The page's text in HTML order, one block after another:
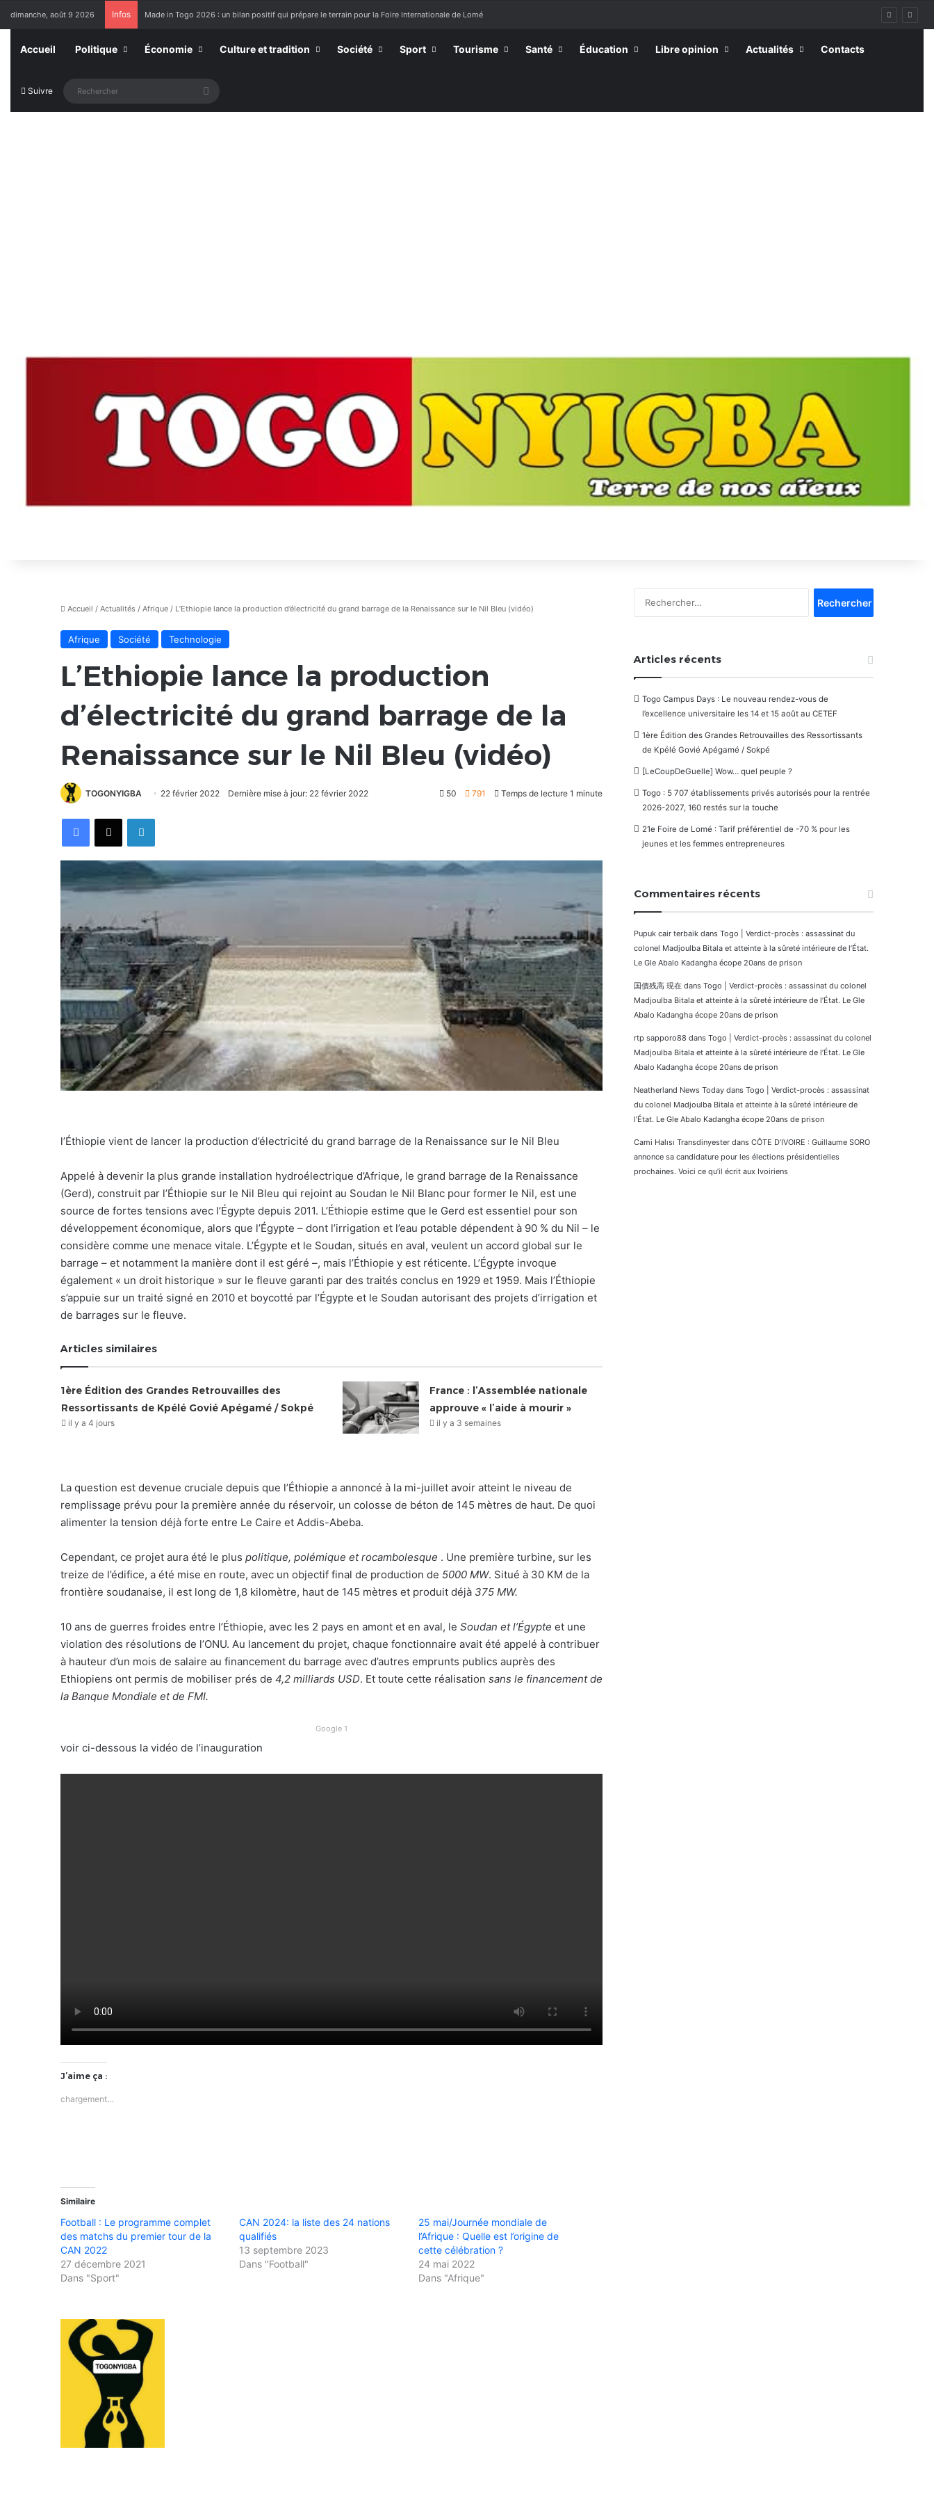
dimanche, août 9 2026 Infos Made in Togo 2026 : un bilan positif qui prépare le terrain pour la Foire Internationale de Lomé
Accueil Politique Économie Culture et tradition Société Sport Tourisme Santé Éducation Libre opinion Actualités Contacts
Suivre Rechercher
Accueil / Actualités / Afrique / L’Ethiopie lance la production d’électricité du grand barrage de la Renaissance sur le Nil Bleu (vidéo)
Afrique Société Technologie
L’Ethiopie lance la production
d’électricité du grand barrage de la
Renaissance sur le Nil Bleu (vidéo)
TOGONYIGBA 22 février 2022 Dernière mise à jour: 22 février 2022 50 791 Temps de lecture 1 minute
FacebookX Linkedin
l’Éthiopie vient de lancer la production d’électricité du grand barrage de la Renaissance sur le Nil Bleu
Appelé à devenir la plus grande installation hydroélectrique d’Afrique, le grand barrage de la Renaissance
(Gerd), construit par l’Éthiopie sur le Nil Bleu qui rejoint au Soudan le Nil Blanc pour former le Nil, est une
source de fortes tensions avec l’Égypte depuis 2011. L’Éthiopie estime que le Gerd est essentiel pour son
développement économique, alors que l’Égypte – dont l’irrigation et l’eau potable dépendent à 90 % du Nil – le
considère comme une menace vitale. L’Égypte et le Soudan, situés en aval, veulent un accord global sur le
barrage – et notamment la manière dont il est géré –, mais l’Éthiopie y est réticente. L’Égypte invoque
également « un droit historique » sur le fleuve garanti par des traités conclus en 1929 et 1959. Mais l’Éthiopie
s’appuie sur un traité signé en 2010 et boycotté par l’Égypte et le Soudan autorisant des projets d’irrigation et
de barrages sur le fleuve.
Articles similaires
1ère Édition des Grandes Retrouvailles des
Ressortissants de Kpélé Govié Apégamé / Sokpé
il y a 4 jours
France : l’Assemblée nationale
approuve « l’aide à mourir »
il y a 3 semaines
La question est devenue cruciale depuis que l’Éthiopie a annoncé à la mi-juillet avoir atteint le niveau de
remplissage prévu pour la première année du réservoir, un colosse de béton de 145 mètres de haut. De quoi
alimenter la tension déjà forte entre Le Caire et Addis-Abeba.
Cependant, ce projet aura été le plus politique, polémique et rocambolesque . Une première turbine, sur les
treize de l’édifice, a été mise en route, avec un objectif final de production de 5000 MW. Situé à 30 KM de la
frontière soudanaise, il est long de 1,8 kilomètre, haut de 145 mètres et produit déjà 375 MW.
10 ans de guerres froides entre l’Éthiopie, avec les 2 pays en amont et en aval, le Soudan et l’Égypte et une
violation des résolutions de l’ONU. Au lancement du projet, chaque fonctionnaire avait été appelé à contribuer
à hauteur d’un mois de salaire au financement du barrage avec d’autres emprunts publics auprès des
Ethiopiens ont permis de mobiliser prés de 4,2 milliards USD. Et toute cette réalisation sans le financement de
la Banque Mondiale et de FMI.
Google 1
voir ci-dessous la vidéo de l’inauguration
J’aime ça :
chargement…
Similaire
Football : Le programme complet
des matchs du premier tour de la
CAN 2022
27 décembre 2021
Dans "Sport"
CAN 2024: la liste des 24 nations
qualifiés
13 septembre 2023
Dans "Football"
25 mai/Journée mondiale de
l’Afrique : Quelle est l’origine de
cette célébration ?
24 mai 2022
Dans "Afrique"
Articles récents
Togo Campus Days : Le nouveau rendez-vous de
l’excellence universitaire les 14 et 15 août au CETEF
1ère Édition des Grandes Retrouvailles des Ressortissants
de Kpélé Govié Apégamé / Sokpé
[LeCoupDeGuelle] Wow… quel peuple ?
Togo : 5 707 établissements privés autorisés pour la rentrée
2026-2027, 160 restés sur la touche
21e Foire de Lomé : Tarif préférentiel de -70 % pour les
jeunes et les femmes entrepreneures
Commentaires récents
Pupuk cair terbaik dans Togo | Verdict-procès : assassinat du
colonel Madjoulba Bitala et atteinte à la sûreté intérieure de l’État.
Le Gle Abalo Kadangha écope 20ans de prison
国債残高 現在 dans Togo | Verdict-procès : assassinat du colonel
Madjoulba Bitala et atteinte à la sûreté intérieure de l’État. Le Gle
Abalo Kadangha écope 20ans de prison
rtp sapporo88 dans Togo | Verdict-procès : assassinat du colonel
Madjoulba Bitala et atteinte à la sûreté intérieure de l’État. Le Gle
Abalo Kadangha écope 20ans de prison
Neatherland News Today dans Togo | Verdict-procès : assassinat
du colonel Madjoulba Bitala et atteinte à la sûreté intérieure de
l’État. Le Gle Abalo Kadangha écope 20ans de prison
Cami Halısı Transdinyester dans CÔTE D’IVOIRE : Guillaume SORO
annonce sa candidature pour les élections présidentielles
prochaines. Voici ce qu’il écrit aux Ivoiriens